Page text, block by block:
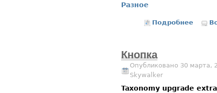
Разное
Подробнее о
Кнопка
Опубликовано 30 марта,
Skywalker
Taxonomy upgrade